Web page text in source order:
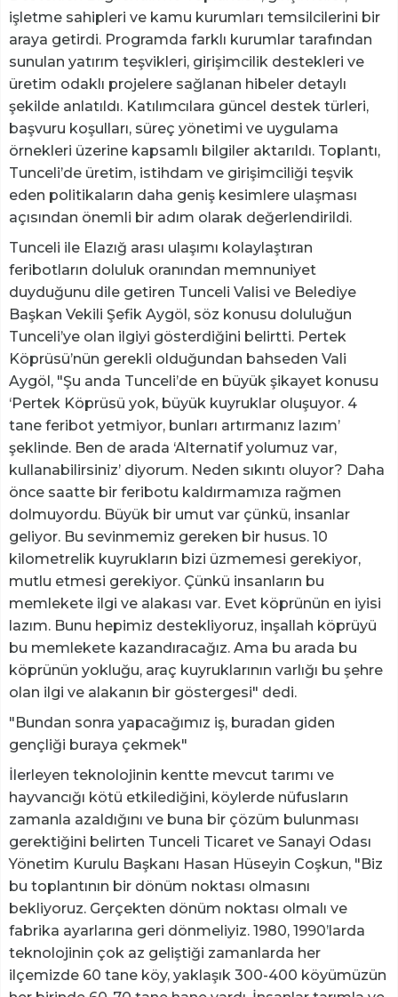
işletme sahipleri ve kamu kurumları temsilcilerini bir
araya getirdi. Programda farklı kurumlar tarafından
sunulan yatırım teşvikleri, girişimcilik destekleri ve
üretim odaklı projelere sağlanan hibeler detaylı
şekilde anlatıldı. Katılımcılara güncel destek türleri,
başvuru koşulları, süreç yönetimi ve uygulama
örnekleri üzerine kapsamlı bilgiler aktarıldı. Toplantı,
Tunceli’de üretim, istihdam ve girişimciliği teşvik
eden politikaların daha geniş kesimlere ulaşması
açısından önemli bir adım olarak değerlendirildi.
Tunceli ile Elazığ arası ulaşımı kolaylaştıran
feribotların doluluk oranından memnuniyet
duyduğunu dile getiren Tunceli Valisi ve Belediye
Başkan Vekili Şefik Aygöl, söz konusu doluluğun
Tunceli’ye olan ilgiyi gösterdiğini belirtti. Pertek
Köprüsü’nün gerekli olduğundan bahseden Vali
Aygöl, "Şu anda Tunceli’de en büyük şikayet konusu
‘Pertek Köprüsü yok, büyük kuyruklar oluşuyor. 4
tane feribot yetmiyor, bunları artırmanız lazım’
şeklinde. Ben de arada ‘Alternatif yolumuz var,
kullanabilirsiniz’ diyorum. Neden sıkıntı oluyor? Daha
önce saatte bir feribotu kaldırmamıza rağmen
dolmuyordu. Büyük bir umut var çünkü, insanlar
geliyor. Bu sevinmemiz gereken bir husus. 10
kilometrelik kuyrukların bizi üzmemesi gerekiyor,
mutlu etmesi gerekiyor. Çünkü insanların bu
memlekete ilgi ve alakası var. Evet köprünün en iyisi
lazım. Bunu hepimiz destekliyoruz, inşallah köprüyü
bu memlekete kazandıracağız. Ama bu arada bu
köprünün yokluğu, araç kuyruklarının varlığı bu şehre
olan ilgi ve alakanın bir göstergesi" dedi.
"Bundan sonra yapacağımız iş, buradan giden
gençliği buraya çekmek"
İlerleyen teknolojinin kentte mevcut tarımı ve
hayvancığı kötü etkilediğini, köylerde nüfusların
zamanla azaldığını ve buna bir çözüm bulunması
gerektiğini belirten Tunceli Ticaret ve Sanayi Odası
Yönetim Kurulu Başkanı Hasan Hüseyin Coşkun, "Biz
bu toplantının bir dönüm noktası olmasını
bekliyoruz. Gerçekten dönüm noktası olmalı ve
fabrika ayarlarına geri dönmeliyiz. 1980, 1990’larda
teknolojinin çok az geliştiği zamanlarda her
ilçemizde 60 tane köy, yaklaşık 300-400 köyümüzün